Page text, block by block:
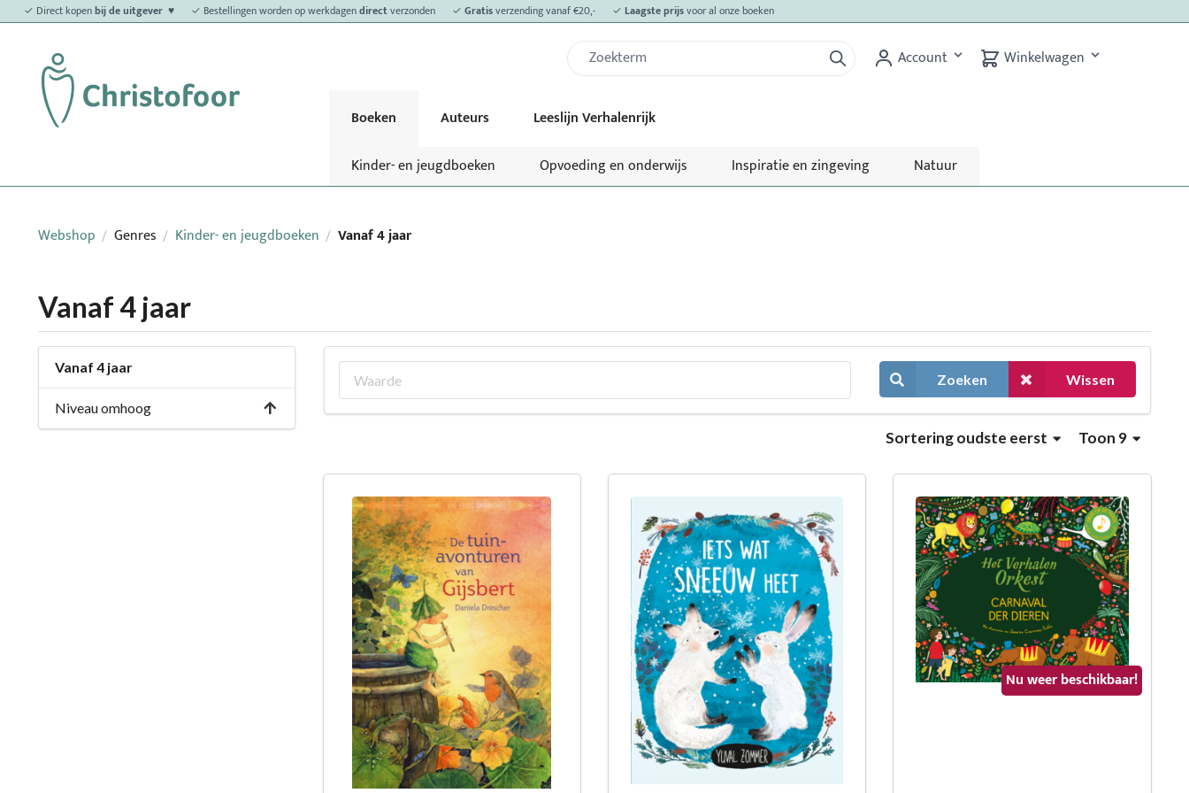
✓ Direct kopenbij de uitgever ♥ ✓ Bestellingen worden op werkdagendirectverzonden ✓ Gratisverzending vanaf €20,- ✓ Laagste prijsvoor al onze boeken
Account Winkelwagen
Boeken Auteurs
Leeslijn Verhalenrijk
Kinder- en jeugdboeken
Opvoeding en onderwijs Inspiratie en zingeving Natuur
Webshop / Genres / Kinder- en jeugdboeken / Vanaf 4 jaar
Vanaf 4 jaar
Vanaf 4 jaar
Niveau omhoog
Zoeken Wissen
Toon 9
Sorteringoudste eerst
Nu weer beschikbaar!